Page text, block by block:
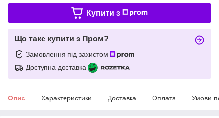
Купити з
Що таке купити з Пром?
Замовлення під захистом
Доступна доставка
Опис Характеристики Доставка Оплата Умови